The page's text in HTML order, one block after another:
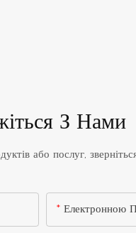
З Нами
або послуг,
Електронною